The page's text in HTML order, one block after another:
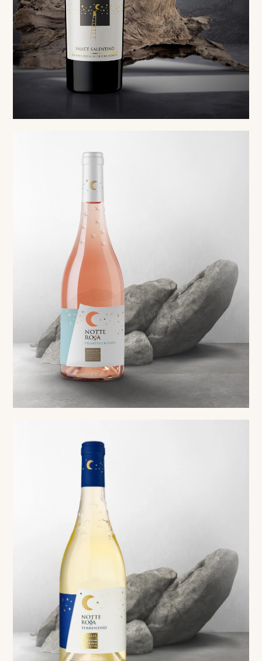
Red
Salice Salentino DOP
Primitivo Rosato Salento IGP
Vermentino Puglia IGP